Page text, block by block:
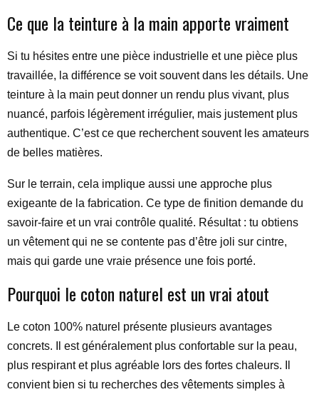
Ce que la teinture à la main apporte vraiment
Si tu hésites entre une pièce industrielle et une pièce plus
travaillée, la différence se voit souvent dans les détails. Une
teinture à la main peut donner un rendu plus vivant, plus
nuancé, parfois légèrement irrégulier, mais justement plus
authentique. C’est ce que recherchent souvent les amateurs
de belles matières.
Sur le terrain, cela implique aussi une approche plus
exigeante de la fabrication. Ce type de finition demande du
savoir-faire et un vrai contrôle qualité. Résultat : tu obtiens
un vêtement qui ne se contente pas d’être joli sur cintre,
mais qui garde une vraie présence une fois porté.
Pourquoi le coton naturel est un vrai atout
Le coton 100% naturel présente plusieurs avantages
concrets. Il est généralement plus confortable sur la peau,
plus respirant et plus agréable lors des fortes chaleurs. Il
convient bien si tu recherches des vêtements simples à